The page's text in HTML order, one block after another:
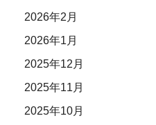
2026年2月
2026年1月
2025年12月
2025年11月
2025年10月